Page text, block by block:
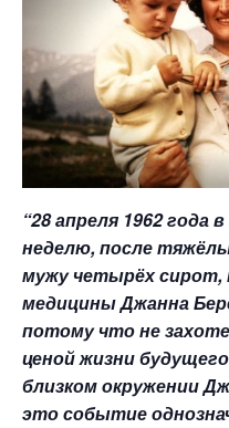
“28 апреля 1962 года
неделю, после
мужу четырёх
медицины Джанна
потому что не
ценой жизни
близком окружении
это событие